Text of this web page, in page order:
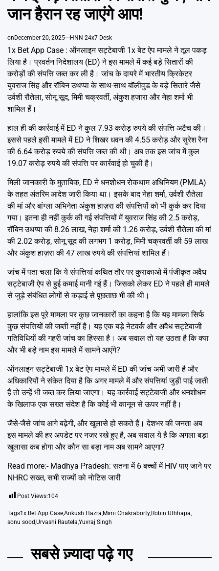
जान हैरान रह जाएंगे आप!
onDecember 20, 2025 HNN 24x7 Desk
1x Bet App Case : ऑनलाइन सट्टेबाजी 1x बेट ऐप मामले ने तूल पकड़
लिया है। प्रवर्तन निदेशालय (ED) ने इस मामले में कई बड़े सितारों की
करोड़ों की संपत्ति जब्त कर ली है। जांच के दायरे में भारतीय क्रिकेटर
युवराज सिंह और रॉबिन उथप्पा के साथ-साथ बॉलीवुड के बड़े सितारे जैसे
उर्वशी रौतेला, सोनू सूद, मिमी चक्रवर्ती, अंकुश हजारा और नेहा शर्मा भी
शामिल हैं।
हाल ही की कार्रवाई में ED ने कुल 7.93 करोड़ रुपये की संपत्ति अटैच की।
इससे पहले इसी मामले में ED ने शिखर धवन की 4.55 करोड़ और सुरेश रैना
की 6.64 करोड़ रुपये की संपत्ति जब्त की थी। अब तक इस जांच में कुल
19.07 करोड़ रुपये की संपत्ति पर कार्रवाई हो चुकी है।
मिली जानकारी के मुताबिक, ED ने धनशोधन रोकथाम अधिनियम (PMLA)
के तहत अंतरिम आदेश जारी किया था। इसके बाद नेहा शर्मा, उर्वशी रौतेला
की मां और बांग्ला अभिनेता अंकुश हाज़रा की संपत्तियों को भी कुर्क कर दिया
गया। इतना ही नहीं कुर्क की गई संपत्तियों में युवराज सिंह की 2.5 करोड़,
रॉबिन उथप्पा की 8.26 लाख, नेहा शर्मा की 1.26 करोड़, उर्वशी रौतेला की मां
की 2.02 करोड़, सोनू सूद की लगभग 1 करोड़, मिमी चक्रवर्ती की 59 लाख
और अंकुश हाज़रा की 47 लाख रुपये की संपत्तियां शामिल हैं।
जांच में पता चला कि ये संपत्तियां कथित तौर पर कुराकाओ में पंजीकृत अवैध
सट्टेबाजी ऐप से हुई कमाई मानी गई हैं। जिसको लेकर ED ने पहले ही मामले
से जुड़े संबंधित लोगों से कड़ाई से पूछताछ भी की थी।
हालांकि इस पूरे मामला पर कुछ जानकारों का कहना है कि यह मामला सिर्फ
कुछ संपत्तियों की जब्ती नहीं है। यह एक बड़े नेटवर्क और अवैध सट्टेबाजी
गतिविधियों की गहरी जांच का हिस्सा है। अब सवाल तो यह उठता है कि क्या
और भी बड़े नाम इस मामले में सामने आएंगे?
ऑनलाइन सट्टेबाजी 1x बेट ऐप मामले में ED की जांच अभी जारी है और
अधिकारियों ने संकेत दिया है कि अगर मामले में और संपत्तियां जुड़ी पाई जाती
हैं तो उन्हें भी जब्त कर लिया जाएगा। यह कार्रवाई सट्टेबाजी और धनशोधन
के खिलाफ एक सख्त संदेश है कि कोई भी कानून से ऊपर नहीं है।
जैसे-जैसे जांच आगे बढ़ेगी, और खुलासे हो सकते हैं। देशभर की जनता अब
इस मामले की हर अपडेट पर नजर रखे हुए है, अब सवाल ये है कि अगला बड़ा
खुलासा कब होगा और कौन सा बड़ा नाम अब सामने आएगा?
Read more:- Madhya Pradesh: सतना में 6 बच्चों में HIV पाए जाने पर
NHRC सख्त, सभी राज्यों को नोटिस जारी
Post Views:104
Tags1x Bet App CaseAnkush Hazra Mimi Chakraborty Robin Uthhapa
sonu sood Urvashi Rautela Yuvraj Singh
सबसे ज़्यादा पढ़े गए